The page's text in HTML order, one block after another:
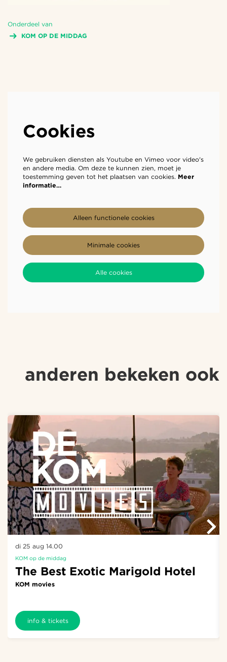
Onderdeel van
KOM OP DE MIDDAG
Cookies
We gebruiken diensten als Youtube en Vimeo voor video's
en andere media. Om deze te kunnen zien, moet je
toestemming geven tot het plaatsen van cookies. Meer
informatie…
Alleen functionele cookies
Minimale cookies
Alle cookies
anderen bekeken ook
The Best Exotic Marigold Hotel
KOM movies
KOM op de middag
di 25 aug 14.00
info & tickets